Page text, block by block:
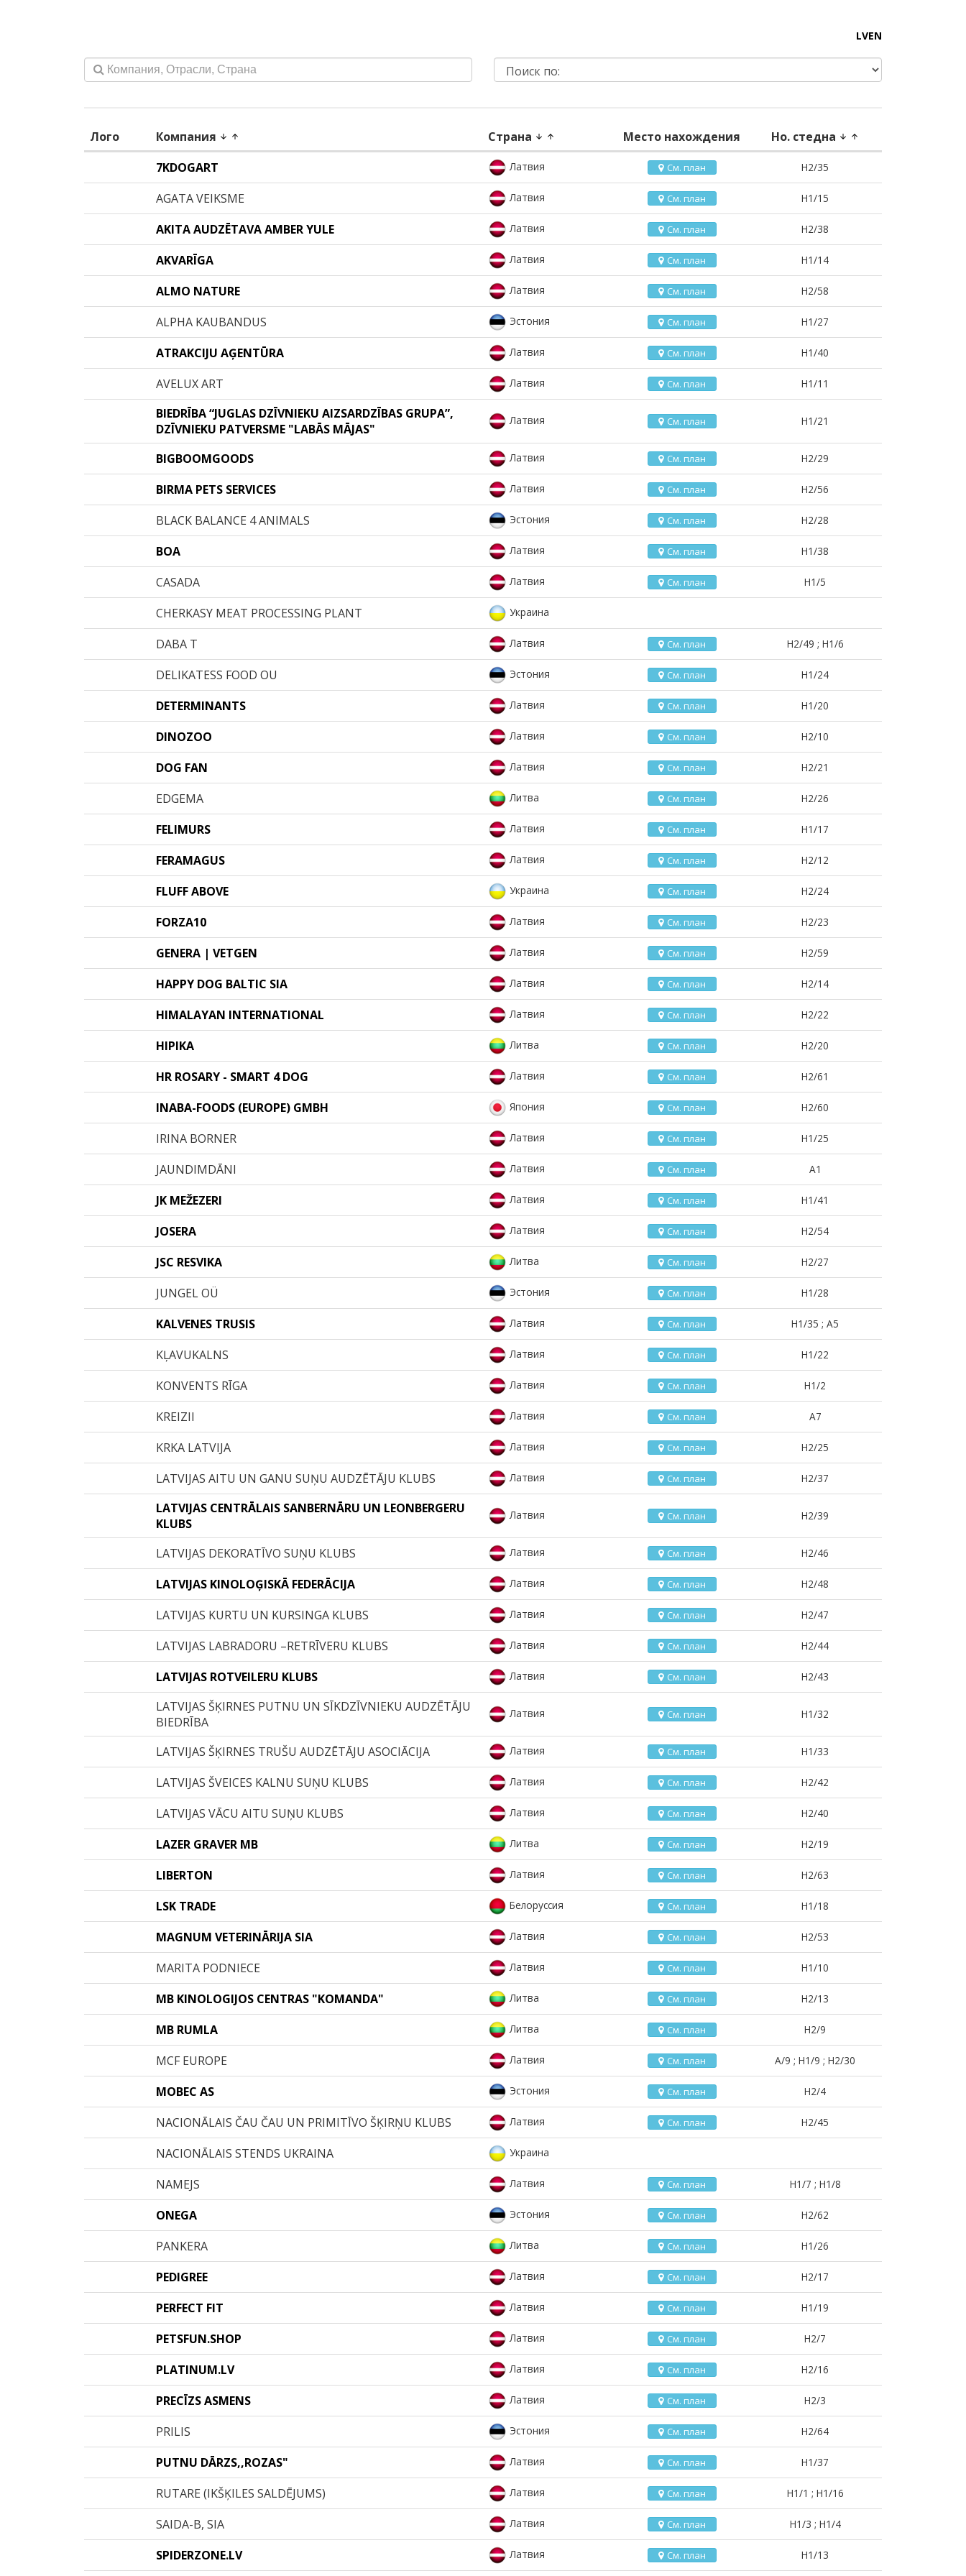
LVEN
Лого Компания arrow_downward arrow_upward Страна arrow_downward arrow_upward Место нахождения Но. стедна arrow_downward arrow_upward
7KDOGART Латвия См. план H2/35
AGATA VEIKSME Латвия См. план H1/15
AKITA AUDZĒTAVA AMBER YULE Латвия См. план H2/38
AKVARĪGA Латвия См. план H1/14
ALMO NATURE Латвия См. план H2/58
ALPHA KAUBANDUS Эстония См. план H1/27
ATRAKCIJU AĢENTŪRA Латвия См. план H1/40
AVELUX ART Латвия См. план H1/11
BIEDRĪBA “JUGLAS DZĪVNIEKU AIZSARDZĪBAS GRUPA”,
DZĪVNIEKU PATVERSME "LABĀS MĀJAS"
Латвия См. план H1/21
BIGBOOMGOODS Латвия См. план H2/29
BIRMA PETS SERVICES Латвия См. план H2/56
BLACK BALANCE 4 ANIMALS Эстония См. план H2/28
BOA Латвия См. план H1/38
CASADA Латвия См. план H1/5
CHERKASY MEAT PROCESSING PLANT Украина
DABA T Латвия См. план H2/49 ; H1/6
DELIKATESS FOOD OU Эстония См. план H1/24
DETERMINANTS Латвия См. план H1/20
DINOZOO Латвия См. план H2/10
DOG FAN Латвия См. план H2/21
EDGEMA Литва См. план H2/26
FELIMURS Латвия См. план H1/17
FERAMAGUS Латвия См. план H2/12
FLUFF ABOVE Украина См. план H2/24
FORZA10 Латвия См. план H2/23
GENERA | VETGEN Латвия См. план H2/59
HAPPY DOG BALTIC SIA Латвия См. план H2/14
HIMALAYAN INTERNATIONAL Латвия См. план H2/22
HIPIKA Литва См. план H2/20
HR ROSARY - SMART 4 DOG Латвия См. план H2/61
INABA-FOODS (EUROPE) GMBH Япония См. план H2/60
IRINA BORNER Латвия См. план H1/25
JAUNDIMDĀNI Латвия См. план A1
JK MEŽEZERI Латвия См. план H1/41
JOSERA Латвия См. план H2/54
JSC RESVIKA Литва См. план H2/27
JUNGEL OÜ Эстония См. план H1/28
KALVENES TRUSIS Латвия См. план H1/35 ; A5
KĻAVUKALNS Латвия См. план H1/22
KONVENTS RĪGA Латвия См. план H1/2
KREIZII Латвия См. план A7
KRKA LATVIJA Латвия См. план H2/25
LATVIJAS AITU UN GANU SUŅU AUDZĒTĀJU KLUBS Латвия См. план H2/37
LATVIJAS CENTRĀLAIS SANBERNĀRU UN LEONBERGERU
KLUBS
Латвия См. план H2/39
LATVIJAS DEKORATĪVO SUŅU KLUBS Латвия См. план H2/46
LATVIJAS KINOLOĢISKĀ FEDERĀCIJA Латвия См. план H2/48
LATVIJAS KURTU UN KURSINGA KLUBS Латвия См. план H2/47
LATVIJAS LABRADORU –RETRĪVERU KLUBS Латвия См. план H2/44
LATVIJAS ROTVEILERU KLUBS Латвия См. план H2/43
LATVIJAS ŠĶIRNES PUTNU UN SĪKDZĪVNIEKU AUDZĒTĀJU
BIEDRĪBA
Латвия См. план H1/32
LATVIJAS ŠĶIRNES TRUŠU AUDZĒTĀJU ASOCIĀCIJA Латвия См. план H1/33
LATVIJAS ŠVEICES KALNU SUŅU KLUBS Латвия См. план H2/42
LATVIJAS VĀCU AITU SUŅU KLUBS Латвия См. план H2/40
LAZER GRAVER MB Литва См. план H2/19
LIBERTON Латвия См. план H2/63
LSK TRADE Белоруссия См. план H1/18
MAGNUM VETERINĀRIJA SIA Латвия См. план H2/53
MARITA PODNIECE Латвия См. план H1/10
MB KINOLOGIJOS CENTRAS "KOMANDA" Литва См. план H2/13
MB RUMLA Литва См. план H2/9
MCF EUROPE Латвия См. план A/9 ; H1/9 ; H2/30
MOBEC AS Эстония См. план H2/4
NACIONĀLAIS ČAU ČAU UN PRIMITĪVO ŠĶIRŅU KLUBS Латвия См. план H2/45
NACIONĀLAIS STENDS UKRAINA Украина
NAMEJS Латвия См. план H1/7 ; H1/8
ONEGA Эстония См. план H2/62
PANKERA Литва См. план H1/26
PEDIGREE Латвия См. план H2/17
PERFECT FIT Латвия См. план H1/19
PETSFUN.SHOP Латвия См. план H2/7
PLATINUM.LV Латвия См. план H2/16
PRECĪZS ASMENS Латвия См. план H2/3
PRILIS Эстония См. план H2/64
PUTNU DĀRZS,,ROZAS" Латвия См. план H1/37
RUTARE (IKŠĶILES SALDĒJUMS) Латвия См. план H1/1 ; H1/16
SAIDA-B, SIA Латвия См. план H1/3 ; H1/4
SPIDERZONE.LV Латвия См. план H1/13